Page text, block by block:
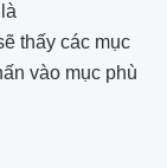
thấy các mục
vào mục phù